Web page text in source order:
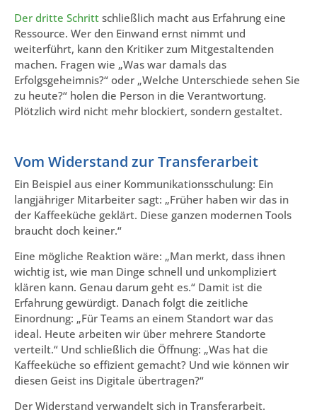
Der dritte Schritt schließlich macht aus Erfahrung eine
Ressource. Wer den Einwand ernst nimmt und
weiterführt, kann den Kritiker zum Mitgestaltenden
machen. Fragen wie „Was war damals das
Erfolgsgeheimnis?“ oder „Welche Unterschiede sehen Sie
zu heute?“ holen die Person in die Verantwortung.
Plötzlich wird nicht mehr blockiert, sondern gestaltet.
Vom Widerstand zur Transferarbeit
Ein Beispiel aus einer Kommunikationsschulung: Ein
langjähriger Mitarbeiter sagt: „Früher haben wir das in
der Kaffeeküche geklärt. Diese ganzen modernen Tools
braucht doch keiner.“
Eine mögliche Reaktion wäre: „Man merkt, dass ihnen
wichtig ist, wie man Dinge schnell und unkompliziert
klären kann. Genau darum geht es.“ Damit ist die
Erfahrung gewürdigt. Danach folgt die zeitliche
Einordnung: „Für Teams an einem Standort war das
ideal. Heute arbeiten wir über mehrere Standorte
verteilt.“ Und schließlich die Öffnung: „Was hat die
Kaffeeküche so effizient gemacht? Und wie können wir
diesen Geist ins Digitale übertragen?“
Der Widerstand verwandelt sich in Transferarbeit.